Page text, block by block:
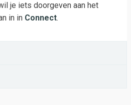
je iets doorgeven aan het
in in Connect.